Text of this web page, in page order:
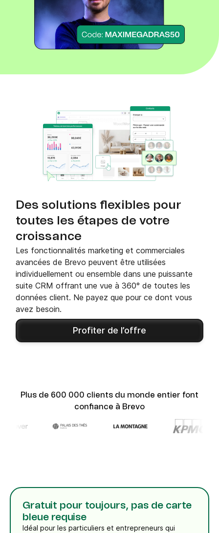
Des solutions flexibles pour
toutes les étapes de votre
croissance
Les fonctionnalités marketing et commerciales
avancées de Brevo peuvent être utilisées
individuellement ou ensemble dans une puissante
suite CRM offrant une vue à 360° de toutes les
données client. Ne payez que pour ce dont vous
avez besoin.
Profiter de l’offre
Plus de 600 000 clients du monde entier font
confiance à Brevo
Gratuit pour toujours, pas de carte
bleue requise
Idéal pour les particuliers et entrepreneurs qui